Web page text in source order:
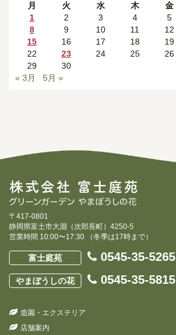
月
火 水 木 金
1
2 3 4 5
8
9 10 11 12
15
16 17 18 19
22
23 24 25 26
29
30
« 3月
5月 »
〒417-0801
静岡県富士市大淵（次郎長町）4250-5
営業時間 10:00〜17:30 （冬季は17時まで）
富士庭苑 0545-35-5265
やまぼうしの花 0545-35-5815
造園・エクステリア
店舗案内